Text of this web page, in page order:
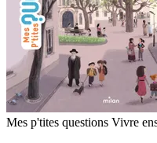
Mes p'tites questions Vivre